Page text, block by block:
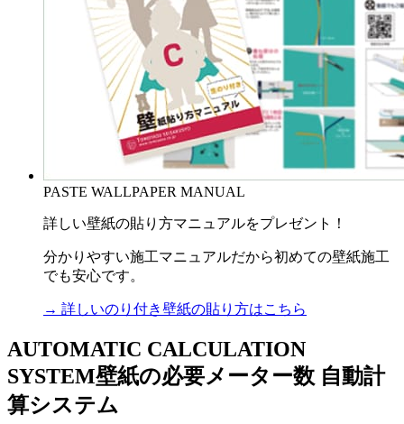
PASTE WALLPAPER MANUAL
詳しい壁紙の貼り方マニュアルをプレゼント！
分かりやすい施工マニュアルだから初めての壁紙施工
でも安心です。
→ 詳しいのり付き壁紙の貼り方はこちら
AUTOMATIC CALCULATION
SYSTEM壁紙の必要メーター数 自動計
算システム